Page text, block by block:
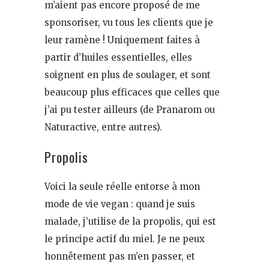
m’aient pas encore proposé de me
sponsoriser, vu tous les clients que je
leur ramène ! Uniquement faites à
partir d’huiles essentielles, elles
soignent en plus de soulager, et sont
beaucoup plus efficaces que celles que
j’ai pu tester ailleurs (de Pranarom ou
Naturactive, entre autres).
Propolis
Voici la seule réelle entorse à mon
mode de vie vegan : quand je suis
malade, j’utilise de la propolis, qui est
le principe actif du miel. Je ne peux
honnêtement pas m’en passer, et